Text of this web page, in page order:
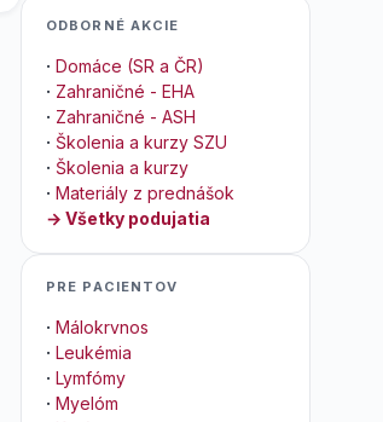
ODBORNÉ AKCIE
· Domáce (SR a ČR)
· Zahraničné - EHA
· Zahraničné - ASH
· Školenia a kurzy SZU
· Školenia a kurzy
· Materiály z prednášok
→ Všetky podujatia
PRE PACIENTOV
· Málokrvnos
· Leukémia
· Lymfómy
· Myelóm